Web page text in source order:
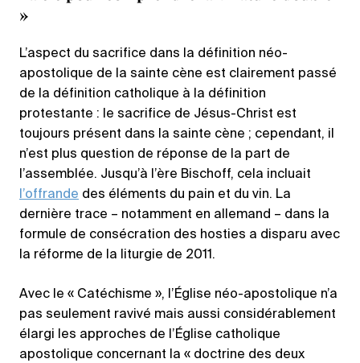
»
L’aspect du sacrifice dans la définition néo-
apostolique de la sainte cène est clairement passé
de la définition catholique à la définition
protestante : le sacrifice de Jésus-Christ est
toujours présent dans la sainte cène ; cependant, il
n’est plus question de réponse de la part de
l’assemblée. Jusqu’à l’ère Bischoff, cela incluait
l’offrande des éléments du pain et du vin. La
dernière trace – notamment en allemand – dans la
formule de consécration des hosties a disparu avec
la réforme de la liturgie de 2011.
Avec le « Catéchisme », l’Église néo-apostolique n’a
pas seulement ravivé mais aussi considérablement
élargi les approches de l’Église catholique
apostolique concernant la « doctrine des deux